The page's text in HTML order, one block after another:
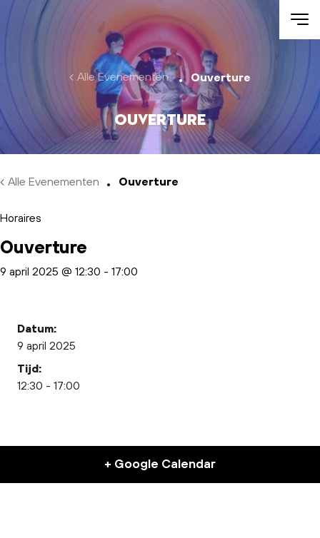
Skip to main content
Alle Evenementen Ouverture
Ouverture
Alle Evenementen Ouverture
Horaires
Ouverture
9 april 2025 @ 12:30 - 17:00
Datum:
9 april 2025
Tijd:
12:30 - 17:00
+ Google Calendar